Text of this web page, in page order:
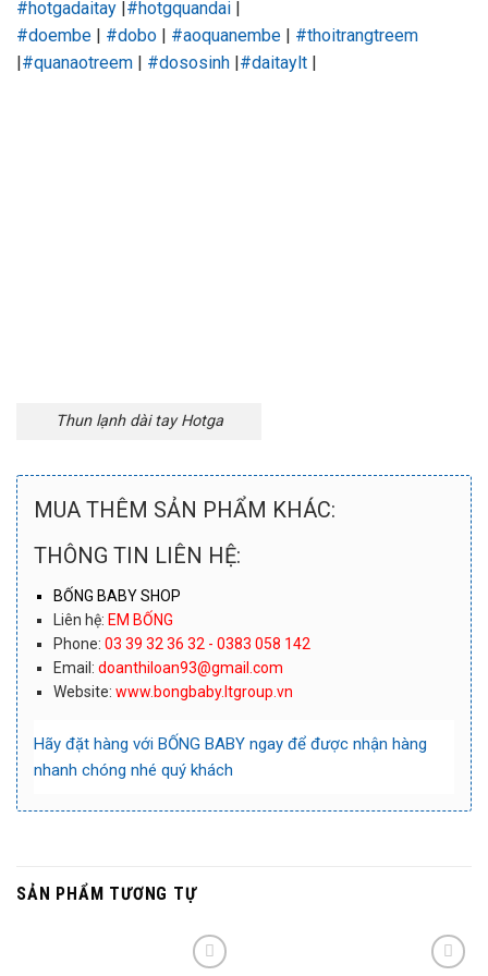
#hotgadaitay |#hotgquandai |
#doembe | #dobo | #aoquanembe | #thoitrangtreem
|#quanaotreem | #dososinh |#daitaylt |
Thun lạnh dài tay Hotga
MUA THÊM SẢN PHẨM KHÁC:
THÔNG TIN LIÊN HỆ:
BỐNG BABY SHOP
Liên hệ: EM BỐNG
Phone: 03 39 32 36 32 - 0383 058 142
Email: doanthiloan93@gmail.com
Website: www.bongbaby.ltgroup.vn
Hãy đặt hàng với BỐNG BABY ngay để được nhận hàng
nhanh chóng nhé quý khách
SẢN PHẨM TƯƠNG TỰ